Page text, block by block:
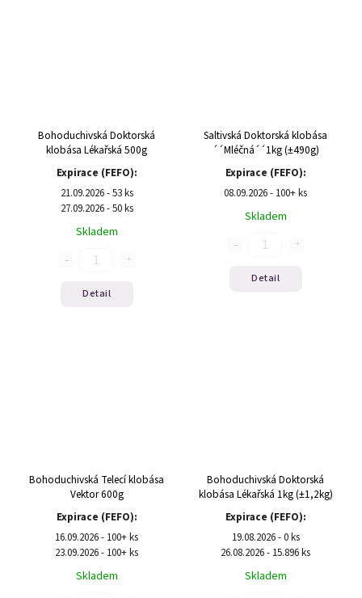
Bohoduchivská Doktorská
klobása Lékařská 500g
Expirace (FEFO):
21.09.2026 - 53 ks
27.09.2026 - 50 ks
Skladem
Detail
Saltivská Doktorská klobása
´´Mléčná´´1kg (±490g)
Expirace (FEFO):
08.09.2026 - 100+ ks
Skladem
Detail
Bohoduchivská Telecí klobása
Vektor 600g
Expirace (FEFO):
16.09.2026 - 100+ ks
23.09.2026 - 100+ ks
Skladem
Bohoduchivská Doktorská
klobása Lékařská 1kg (±1,2kg)
Expirace (FEFO):
19.08.2026 - 0 ks
26.08.2026 - 15.896 ks
Skladem